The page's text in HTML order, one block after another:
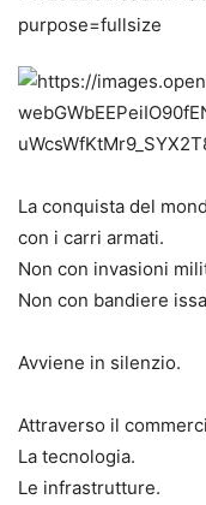
La conquista del
con i carri armati.
Non con invasioni
Non con bandiere
Avviene in silenzio.
Attraverso il
La tecnologia.
Le infrastrutture.